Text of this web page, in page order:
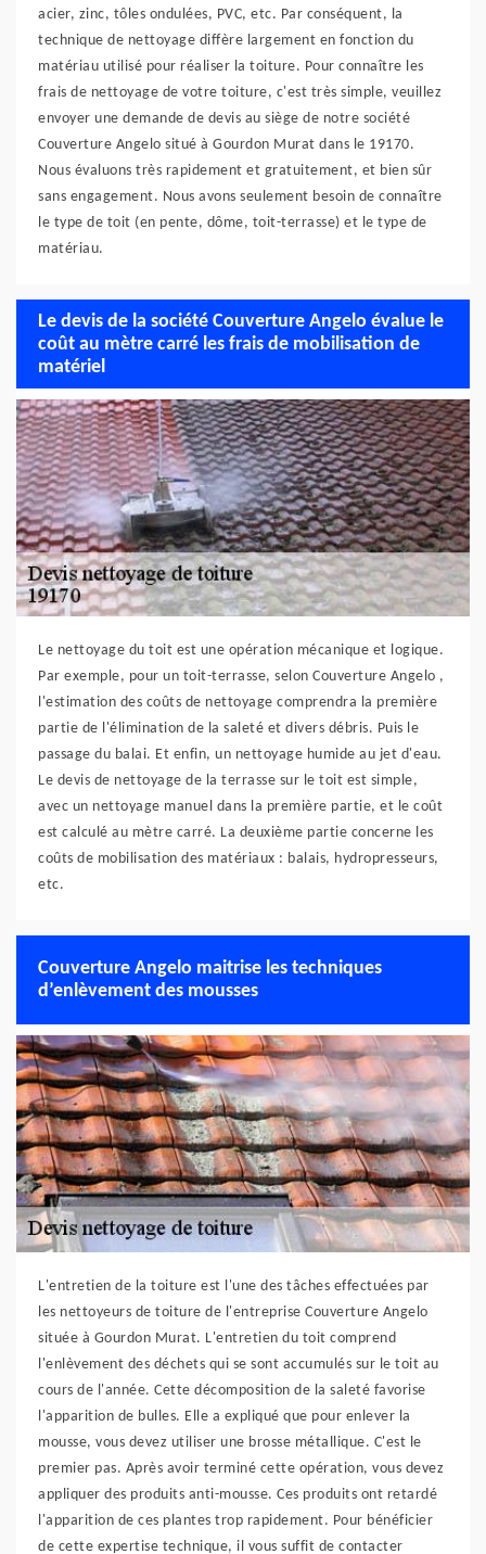
acier, zinc, tôles ondulées, PVC, etc. Par conséquent, la
technique de nettoyage diffère largement en fonction du
matériau utilisé pour réaliser la toiture. Pour connaître les
frais de nettoyage de votre toiture, c'est très simple, veuillez
envoyer une demande de devis au siège de notre société
Couverture Angelo situé à Gourdon Murat dans le 19170.
Nous évaluons très rapidement et gratuitement, et bien sûr
sans engagement. Nous avons seulement besoin de connaître
le type de toit (en pente, dôme, toit-terrasse) et le type de
matériau.
Le devis de la société Couverture Angelo évalue le
coût au mètre carré les frais de mobilisation de
matériel
Le nettoyage du toit est une opération mécanique et logique.
Par exemple, pour un toit-terrasse, selon Couverture Angelo ,
l'estimation des coûts de nettoyage comprendra la première
partie de l'élimination de la saleté et divers débris. Puis le
passage du balai. Et enfin, un nettoyage humide au jet d'eau.
Le devis de nettoyage de la terrasse sur le toit est simple,
avec un nettoyage manuel dans la première partie, et le coût
est calculé au mètre carré. La deuxième partie concerne les
coûts de mobilisation des matériaux : balais, hydropresseurs,
etc.
Couverture Angelo maitrise les techniques
d’enlèvement des mousses
L'entretien de la toiture est l'une des tâches effectuées par
les nettoyeurs de toiture de l'entreprise Couverture Angelo
située à Gourdon Murat. L'entretien du toit comprend
l'enlèvement des déchets qui se sont accumulés sur le toit au
cours de l'année. Cette décomposition de la saleté favorise
l'apparition de bulles. Elle a expliqué que pour enlever la
mousse, vous devez utiliser une brosse métallique. C'est le
premier pas. Après avoir terminé cette opération, vous devez
appliquer des produits anti-mousse. Ces produits ont retardé
l'apparition de ces plantes trop rapidement. Pour bénéficier
de cette expertise technique, il vous suffit de contacter